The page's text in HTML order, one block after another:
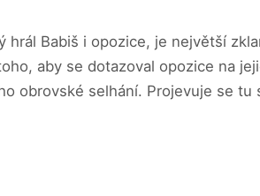
Babiš i opozice, je největší
aby se dotazoval opozice na
obrovské selhání. Projevuje se